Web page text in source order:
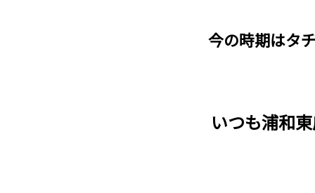
今の時期はタ
いつも浦和